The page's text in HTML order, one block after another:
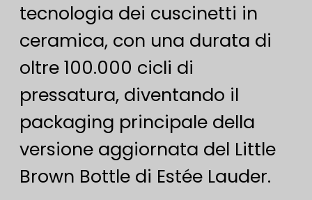
tecnologia dei cuscinetti in
ceramica, con una durata di
oltre 100.000 cicli di
pressatura, diventando il
packaging principale della
versione aggiornata del Little
Brown Bottle di Estée Lauder.